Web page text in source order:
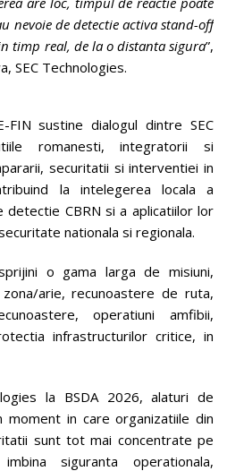
nevoie de detectie activa stand-off
timp real, de la o distanta sigura”,
SEC Technologies.
FIN sustine dialogul dintre SEC
romanesti, integratorii si
securitatii si interventiei in
la intelegerea locala a
detectie CBRN si a aplicatiilor lor
nationala si regionala.
o gama larga de misiuni,
arie, recunoastere de ruta,
operatiuni amfibii,
infrastructurilor critice, in
la BSDA 2026, alaturi de
moment in care organizatiile din
sunt tot mai concentrate pe
siguranta operationala,